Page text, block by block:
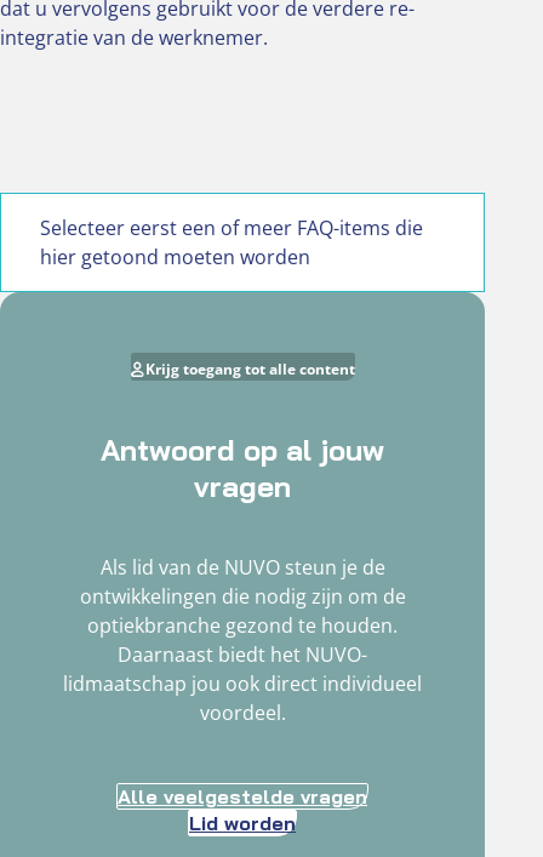
dat u vervolgens gebruikt voor de verdere re-
integratie van de werknemer.
Selecteer eerst een of meer FAQ-items die
hier getoond moeten worden
Krijg toegang tot alle content
Antwoord op al jouw
vragen
Als lid van de NUVO steun je de
ontwikkelingen die nodig zijn om de
optiekbranche gezond te houden.
Daarnaast biedt het NUVO-
lidmaatschap jou ook direct individueel
voordeel.
Alle veelgestelde vragen
Lid worden